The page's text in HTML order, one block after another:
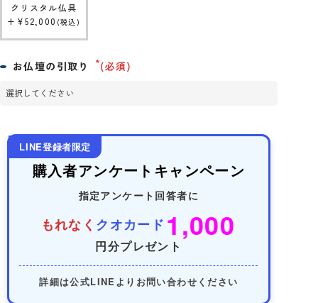
お仏壇の引取り (必須)
クリスタル仏具
+ ¥52,000 税込
LINE登録者限定
購入者アンケートキャンペーン
指定アンケート回答者に
もれなく クオカード 1,000
円分プレゼント
詳細は公式LINEよりお問い合わせください